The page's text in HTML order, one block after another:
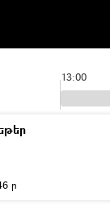
13:00
ր